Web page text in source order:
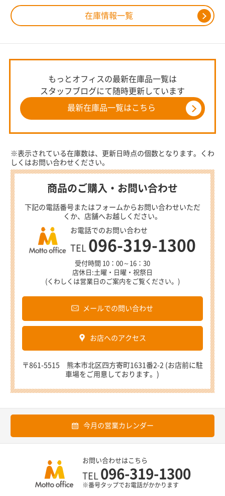
在庫情報一覧
もっとオフィスの最新在庫品一覧は
スタッフブログにて随時更新しています
最新在庫品一覧はこちら
※表示されている在庫数は、更新日時点の個数となります。くわ
しくはお問い合わせください。
商品のご購入・お問い合わせ
下記の電話番号またはフォームからお問い合わせいただ
くか、店舗へお越しください。
お電話でのお問い合わせ
TEL 096-319-1300
受付時間 10：00～16：30
店休日:土曜・日曜・祝祭日
(くわしくは営業日のご案内をご覧ください。)
メールでの問い合わせ
お店へのアクセス
〒861-5515 熊本市北区四方寄町1631番2-2 (お店前に駐
車場をご用意しております。)
今月の営業カレンダー
お問い合わせはこちら
TEL 096-319-1300
※番号タップでお電話がかかります